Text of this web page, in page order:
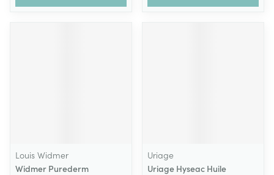
Louis Widmer
Widmer Purederm
Uriage
Uriage Hyseac Huile